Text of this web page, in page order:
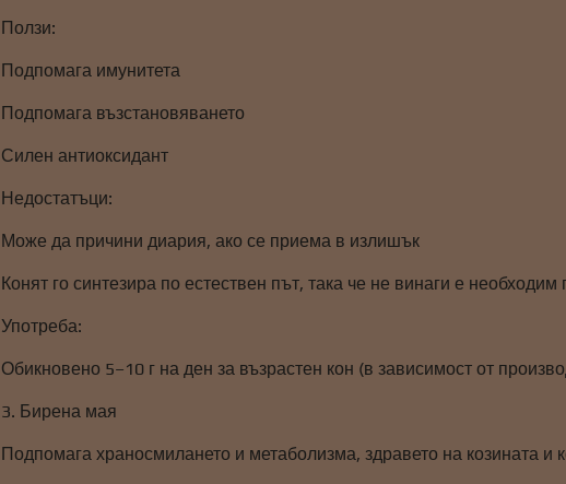
Ползи:
Подпомага имунитета
Подпомага възстановяването
Силен антиоксидант
Недостатъци:
Може да причини диария, ако се приема в излишък
Конят го синтезира по естествен път, така че не винаги е
Употреба:
Обикновено 5–10 г на ден за възрастен кон (в зависимост от
3. Бирена мая
Подпомага храносмилането и метаболизма, здравето на козината и